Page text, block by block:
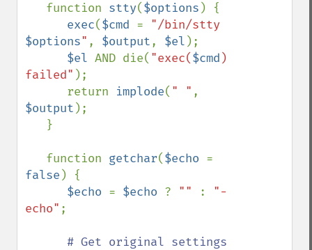
function stty($options ) {
exec($cmd =
$options" , $output, $el );
$el AND die( "exec($cmd )
failed" );
      return
implode( " "
$output );
   function
getchar($echo
false ) {
$echo = $echo ? "" : "-
echo" ;
# Get original settings